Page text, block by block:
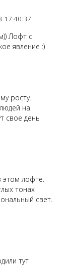
17:40:37
Лофт с
явление :)
росту.
на
свое день
лофте.
тонах
свет.
тут